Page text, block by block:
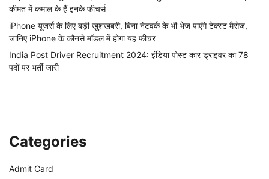
कीमत में कमाल के हैं इनके फीचर्स
iPhone यूजर्स के लिए बड़ी खुशखबरी, बिना नेटवर्क के भी भेज पाएंगे टेक्स्ट मैसेज,
जानिए iPhone के कौनसे मॉडल में होगा यह फीचर
India Post Driver Recruitment 2024: इंडिया पोस्ट कार ड्राइवर का 78
पदों पर भर्ती जारी
Categories
Admit Card